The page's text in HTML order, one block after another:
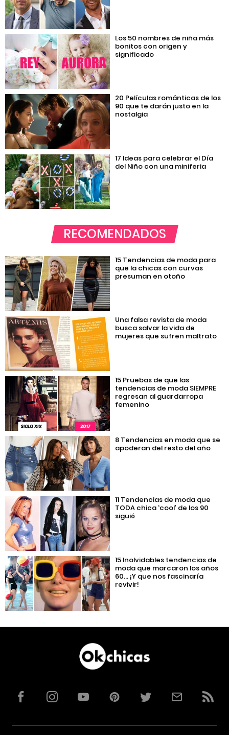
Los 50 nombres de niña más
bonitos con origen y
significado
20 Películas románticas de los
90 que te darán justo en la
nostalgia
17 Ideas para celebrar el Día
del Niño con una miniferia
RECOMENDADOS
15 Tendencias de moda para
que la chicas con curvas
presuman en otoño
Una falsa revista de moda
busca salvar la vida de
mujeres que sufren maltrato
15 Pruebas de que las
tendencias de moda SIEMPRE
regresan al guardarropa
femenino
8 Tendencias en moda que se
apoderan del resto del año
11 Tendencias de moda que
TODA chica ‘cool’ de los 90
siguió
15 Inolvidables tendencias de
moda que marcaron los años
60… ¡Y que nos fascinaría
revivir!
FacebookInstagramYouTubePinterestTwitterCorreoRSS